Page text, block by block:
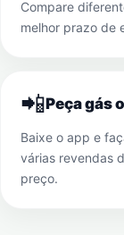
Compare
melhor prazo de
📲Peça gás
Baixe o app e
várias revendas
preço.